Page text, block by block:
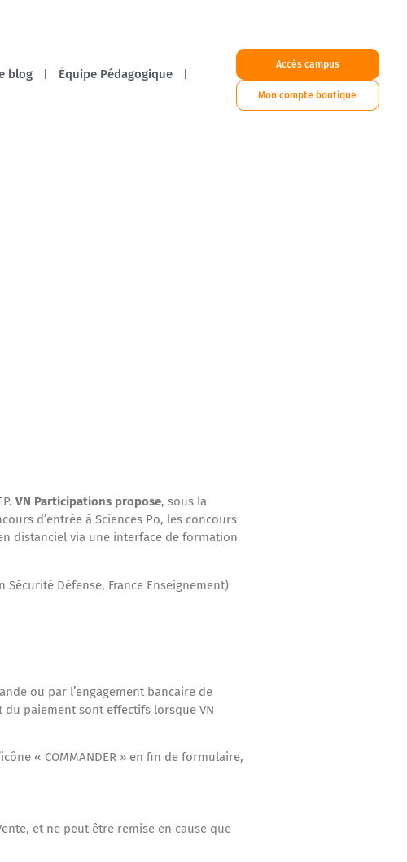
blog
Équipe Pédagogique
Accès campus
Mon compte boutique
VN Participations propose, sous la
d’entrée à Sciences Po, les concours
distanciel via une interface de formation
Défense, France Enseignement)
ou par l’engagement bancaire de
paiement sont effectifs lorsque VN
« COMMANDER » en fin de formulaire,
et ne peut être remise en cause que